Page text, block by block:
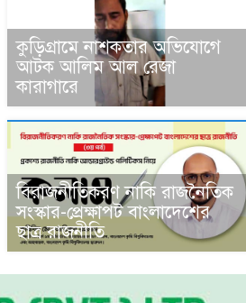
কুড়িগ্রামে নাশকতার অভিযোগে
আটক আলিম আল রেজা
কারাগারে
বিরাজনীতিকরণ নাকি রাজনৈতিক
সংস্কার-প্রেক্ষাপট বাংলাদেশের
ছাত্র রাজনীতি